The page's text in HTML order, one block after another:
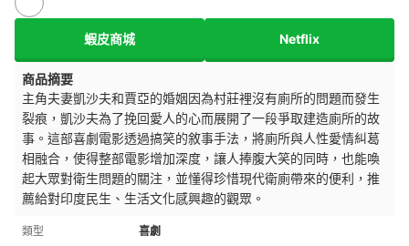
蝦皮商城 Netflix
商品摘要
主角夫妻凱沙夫和賈亞的婚姻因為村莊裡沒有廁所的問題而發生
裂痕，凱沙夫為了挽回愛人的心而展開了一段爭取建造廁所的故
事。這部喜劇電影透過搞笑的敘事手法，將廁所與人性愛情糾葛
相融合，使得整部電影增加深度，讓人捧腹大笑的同時，也能喚
起大眾對衛生問題的關注，並懂得珍惜現代衛廁帶來的便利，推
薦給對印度民生、生活文化感興趣的觀眾。
類型 喜劇